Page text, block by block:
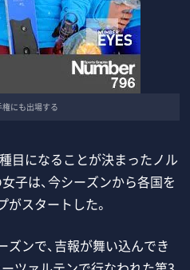
権にも出場する
目になることが決まったノル
子は、今シーズンから各国を
スタートした。
ンで、吉報が舞い込んでき